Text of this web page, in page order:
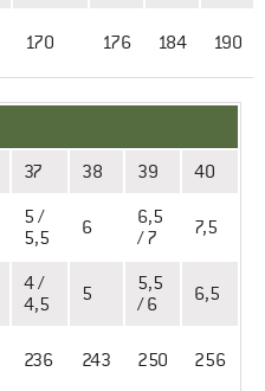
170 176 184 190
37 38 39 40
5 /
5,5
6
6,5
/ 7
7,5
4 /
4,5
5
5,5
/ 6
6,5
236 243 250 256